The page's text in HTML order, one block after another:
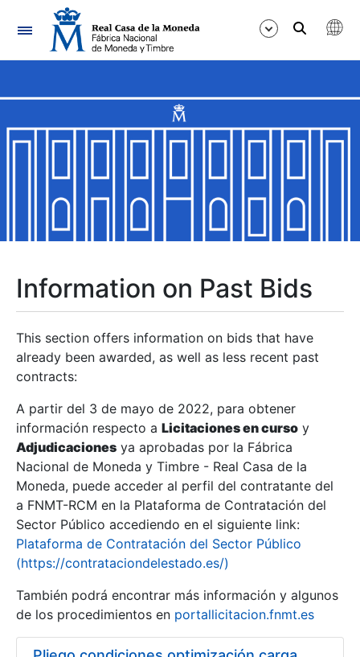
Navigation
Show/Hide
Show/Hide
Show/Hide
Show/Hide
Show/Hide
Information on Past Bids
This section offers information on bids that have
already been awarded, as well as less recent past
contracts:
A partir del 3 de mayo de 2022, para obtener
información respecto a Licitaciones en curso y
Adjudicaciones ya aprobadas por la Fábrica
Nacional de Moneda y Timbre - Real Casa de la
Moneda, puede acceder al perfil del contratante del
a FNMT-RCM en la Plataforma de Contratación del
Sector Público accediendo en el siguiente link:
Plataforma de Contratación del Sector Público
(https://contrataciondelestado.es/)
También podrá encontrar más información y algunos
de los procedimientos en portallicitacion.fnmt.es